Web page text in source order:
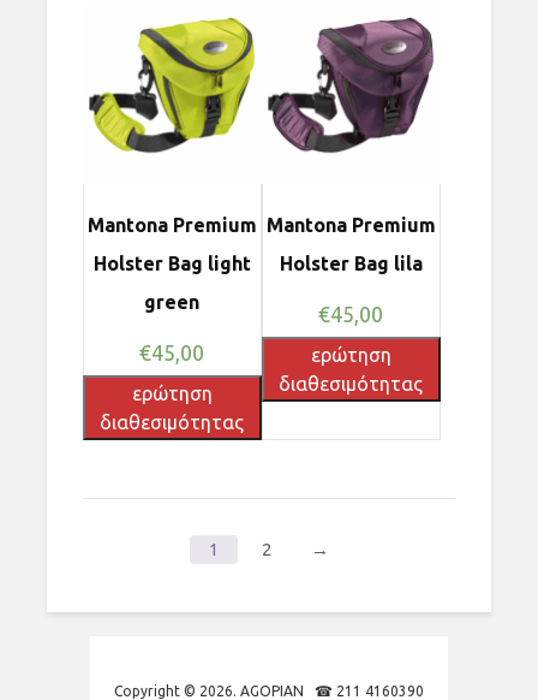
Mantona Premium
Holster Bag light
green
€45,00
ερώτηση
διαθεσιμότητας
Mantona Premium
Holster Bag lila
€45,00
ερώτηση
διαθεσιμότητας
1 2 →
Copyright © 2026. AGOPIAN ☎ 211 4160390